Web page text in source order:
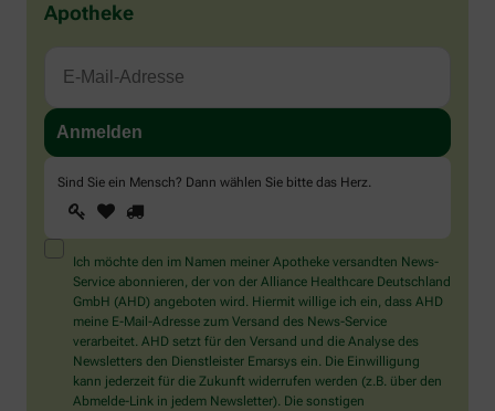
Apotheke
Sind Sie ein Mensch? Dann wählen Sie bitte das Herz.
Sind
Sie
ein
Mensch?
Dann
wählen
Sie
bitte
das
Herz.
1 2
Ich möchte den im Namen meiner Apotheke versandten News-
Service abonnieren, der von der Alliance Healthcare Deutschland
GmbH (AHD) angeboten wird. Hiermit willige ich ein, dass AHD
meine E-Mail-Adresse zum Versand des News-Service
verarbeitet. AHD setzt für den Versand und die Analyse des
Newsletters den Dienstleister Emarsys ein. Die Einwilligung
kann jederzeit für die Zukunft widerrufen werden (z.B. über den
Abmelde-Link in jedem Newsletter). Die sonstigen